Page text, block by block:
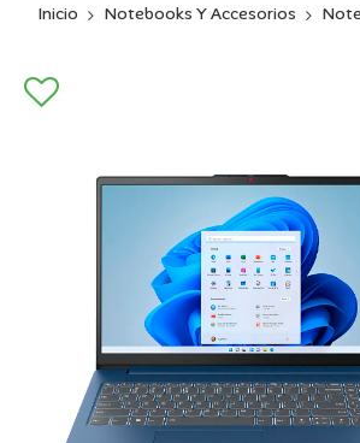
Inicio Notebooks Y Accesorios